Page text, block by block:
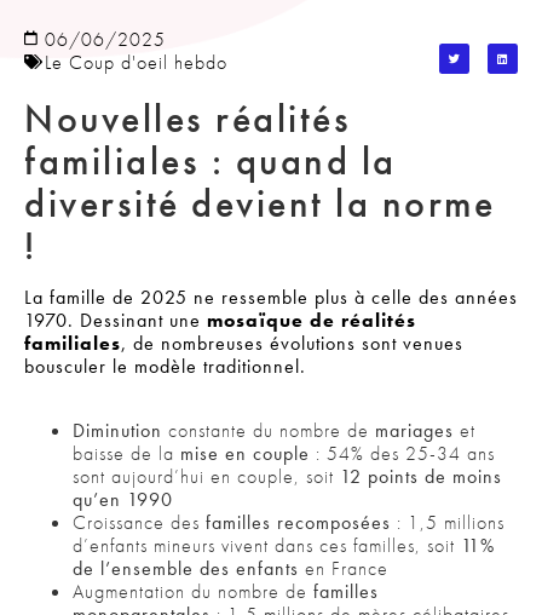
06/06/2025
Le Coup d'oeil hebdo
Nouvelles réalités
familiales : quand la
diversité devient la norme
!
La famille de 2025 ne ressemble plus à celle des années
1970. Dessinant une mosaïque de réalités
familiales, de nombreuses évolutions sont venues
bousculer le modèle traditionnel.
Diminution constante du nombre de mariages et
baisse de la mise en couple : 54% des 25-34 ans
sont aujourd’hui en couple, soit 12 points de moins
qu’en 1990
Croissance des familles recomposées : 1,5 millions
d’enfants mineurs vivent dans ces familles, soit 11%
de l’ensemble des enfants en France
Augmentation du nombre de familles